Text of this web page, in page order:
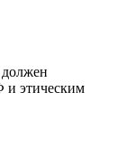
и этическим